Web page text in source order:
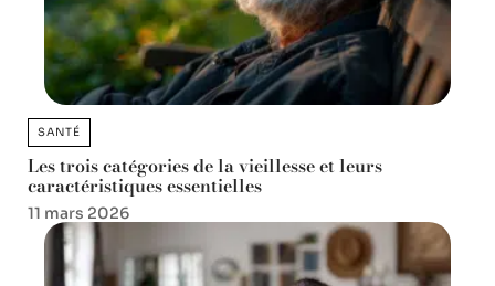
SANTÉ
Les trois catégories de la vieillesse et leurs
caractéristiques essentielles
11 mars 2026